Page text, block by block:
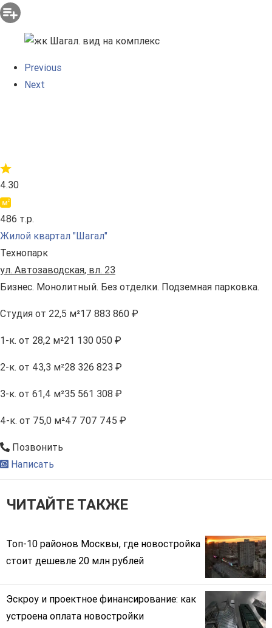
Previous
Next
4.30
486 т.р.
Жилой квартал "Шагал"
Технопарк
ул. Автозаводская, вл. 23
Бизнес. Монолитный. Без отделки. Подземная парковка.
Студия от 22,5 м²17 883 860 ₽
1-к. от 28,2 м²21 130 050 ₽
2-к. от 43,3 м²28 326 823 ₽
3-к. от 61,4 м²35 561 308 ₽
4-к. от 75,0 м²47 707 745 ₽
Позвонить
Написать
ЧИТАЙТЕ ТАКЖЕ
Топ-10 районов Москвы, где новостройка
стоит дешевле 20 млн рублей
Эскроу и проектное финансирование: как
устроена оплата новостройки